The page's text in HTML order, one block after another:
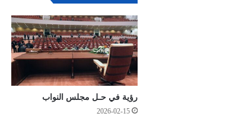
رؤية في حـل مجلس النواب
2026-02-15